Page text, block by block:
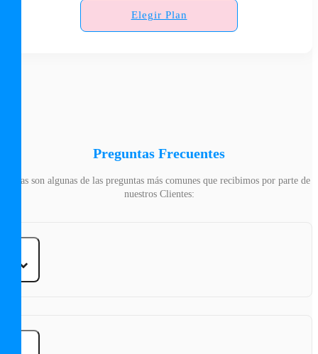
Elegir Plan
Preguntas Frecuentes
Estas son algunas de las preguntas más comunes que recibimos por parte de
nuestros Clientes: